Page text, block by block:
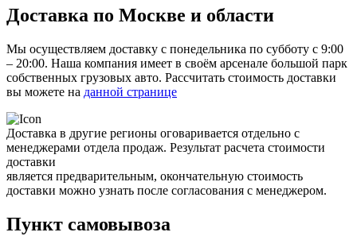
Доставка по Москве и области
Мы осуществляем доставку с понедельника по субботу с 9:00
– 20:00. Наша компания имеет в своём арсенале большой парк
собственных грузовых авто. Рассчитать стоимость доставки
вы можете на данной странице
Доставка в другие регионы оговаривается отдельно с
менеджерами отдела продаж. Результат расчета стоимости
доставки
является предварительным, окончательную стоимость
доставки можно узнать после согласования с менеджером.
Пункт самовывоза